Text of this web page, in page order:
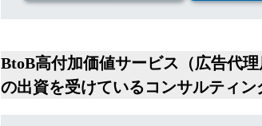
BtoB高付加価値サービス（広告代
の出資を受けているコンサルティン